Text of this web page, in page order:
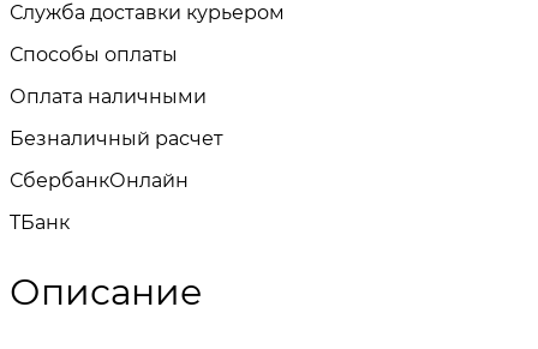
Служба доставки курьером
Способы оплаты
Оплата наличными
Безналичный расчет
СбербанкОнлайн
TБанк
Описание